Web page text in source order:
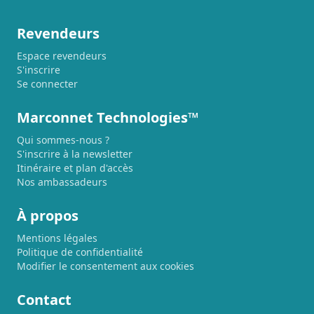
Revendeurs
Espace revendeurs
S'inscrire
Se connecter
Marconnet Technologies™
Qui sommes-nous ?
S'inscrire à la newsletter
Itinéraire et plan d'accès
Nos ambassadeurs
À propos
Mentions légales
Politique de confidentialité
Modifier le consentement aux cookies
Contact